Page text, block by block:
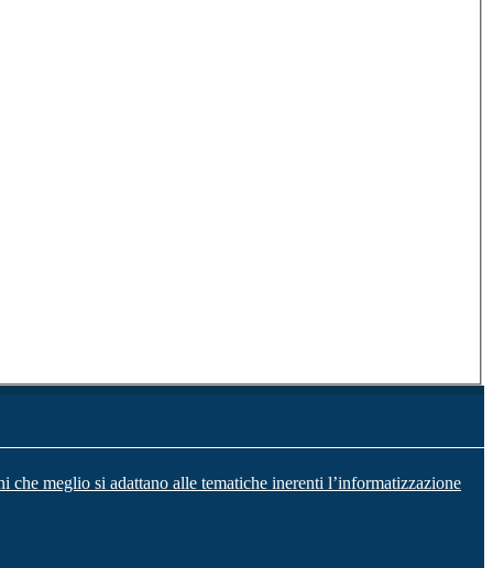
meglio si adattano alle tematiche inerenti l’informatizzazione